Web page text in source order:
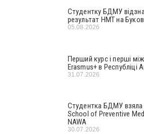
Студентку БДМУ
результат НМТ на
05.08.2026
Перший курс і перші
Erasmus+ в Республіці
31.07.2026
Студентка БДМУ взяла
School of Preventive
NAWA
30.07.2026